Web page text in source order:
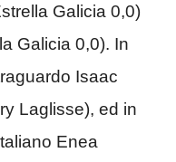
Galicia 0,0)
Galicia 0,0). In
Isaac
Laglisse), ed in
Enea